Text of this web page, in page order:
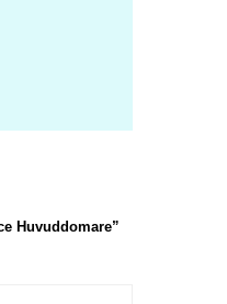
Huvuddomare”